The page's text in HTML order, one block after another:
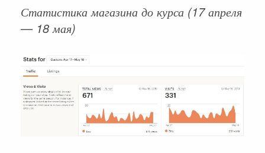
Статистика магазина до курса (17 апреля
— 18 мая)